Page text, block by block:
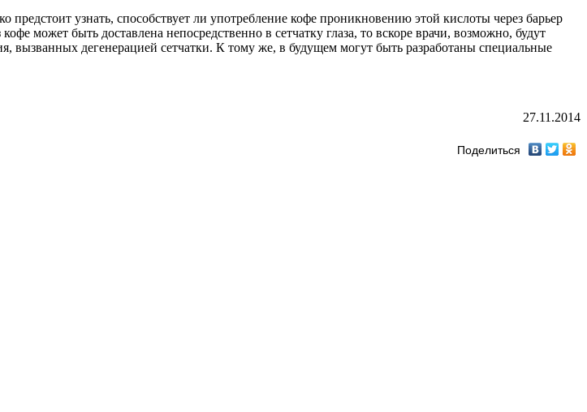
узнать, способствует ли употребление кофе проникновению этой кислоты через барьер
может быть доставлена непосредственно в сетчатку глаза, то вскоре врачи, возможно, будут
вызванных дегенерацией сетчатки. К тому же, в будущем могут быть разработаны специальные
27.11.2014
Поделиться